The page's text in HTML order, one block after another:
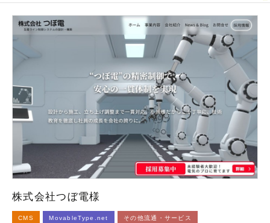
株式会社つぼ電様
CMS MovableType.net その他流通・サービス